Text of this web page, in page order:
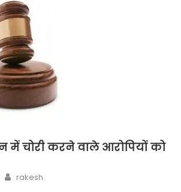
में चोरी करने वाले आरोपियों को
Author
rakesh